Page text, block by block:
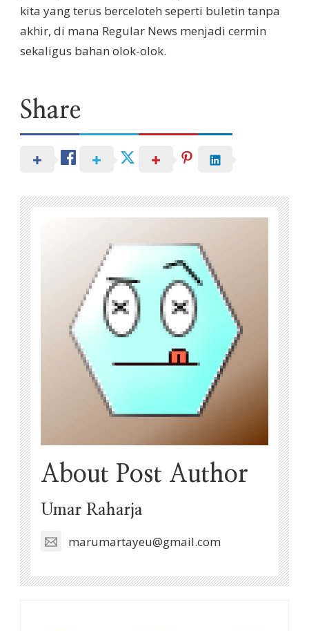
kita yang terus berceloteh seperti buletin tanpa
akhir, di mana Regular News menjadi cermin
sekaligus bahan olok-olok.
Share
About Post Author
Umar Raharja
marumartayeu@gmail.com